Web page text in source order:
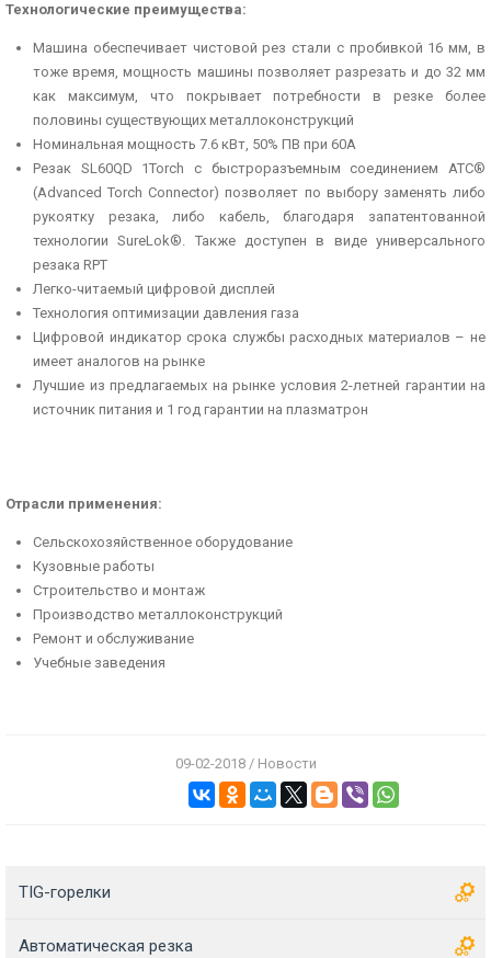
Технологические преимущества:
Машина обеспечивает чистовой рез стали с пробивкой 16 мм, в
тоже время, мощность машины позволяет разрезать и до 32 мм
как максимум, что покрывает потребности в резке более
половины существующих металлоконструкций
Номинальная мощность 7.6 кВт, 50% ПВ при 60A
Резак SL60QD 1Torch с быстроразъемным соединением ATC®
(Advanced Torch Connector) позволяет по выбору заменять либо
рукоятку резака, либо кабель, благодаря запатентованной
технологии SureLok®. Также доступен в виде универсального
резака RPT
Легко-читаемый цифровой дисплей
Технология оптимизации давления газа
Цифровой индикатор срока службы расходных материалов – не
имеет аналогов на рынке
Лучшие из предлагаемых на рынке условия 2-летней гарантии на
источник питания и 1 год гарантии на плазматрон
Отрасли применения:
Сельскохозяйственное оборудование
Кузовные работы
Строительство и монтаж
Производство металлоконструкций
Ремонт и обслуживание
Учебные заведения
09-02-2018 / Новости
TIG-горелки
Автоматическая резка